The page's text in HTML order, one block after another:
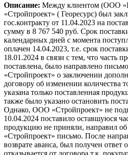
Описание: Между клиентом (ООО
«Стройпроект» ( Георесурс) был
гос.контракту от 11.04.2023 на
сумму в 8 767 540 руб. Срок
календарных дней с момента
оплачен 14.04.2023, т.е. срок
18.01.2024 в связи с тем, что часть
поставлена, было направлено
«Стройпроект» о заключении
договору об изменении количества
указана только поставленная
также было указано остановить
Однако, ООО «Стройпроект» не
10.04.2024 поставило оставшуюся
продукцию не приняли, направил
«Стройпроект» письмо. После
возврате аванса, был получен ответ
отказывается от договора т.к.